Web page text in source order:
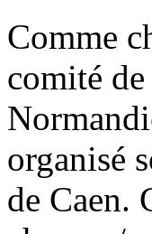
Comme
comité de
organisé
de Caen.